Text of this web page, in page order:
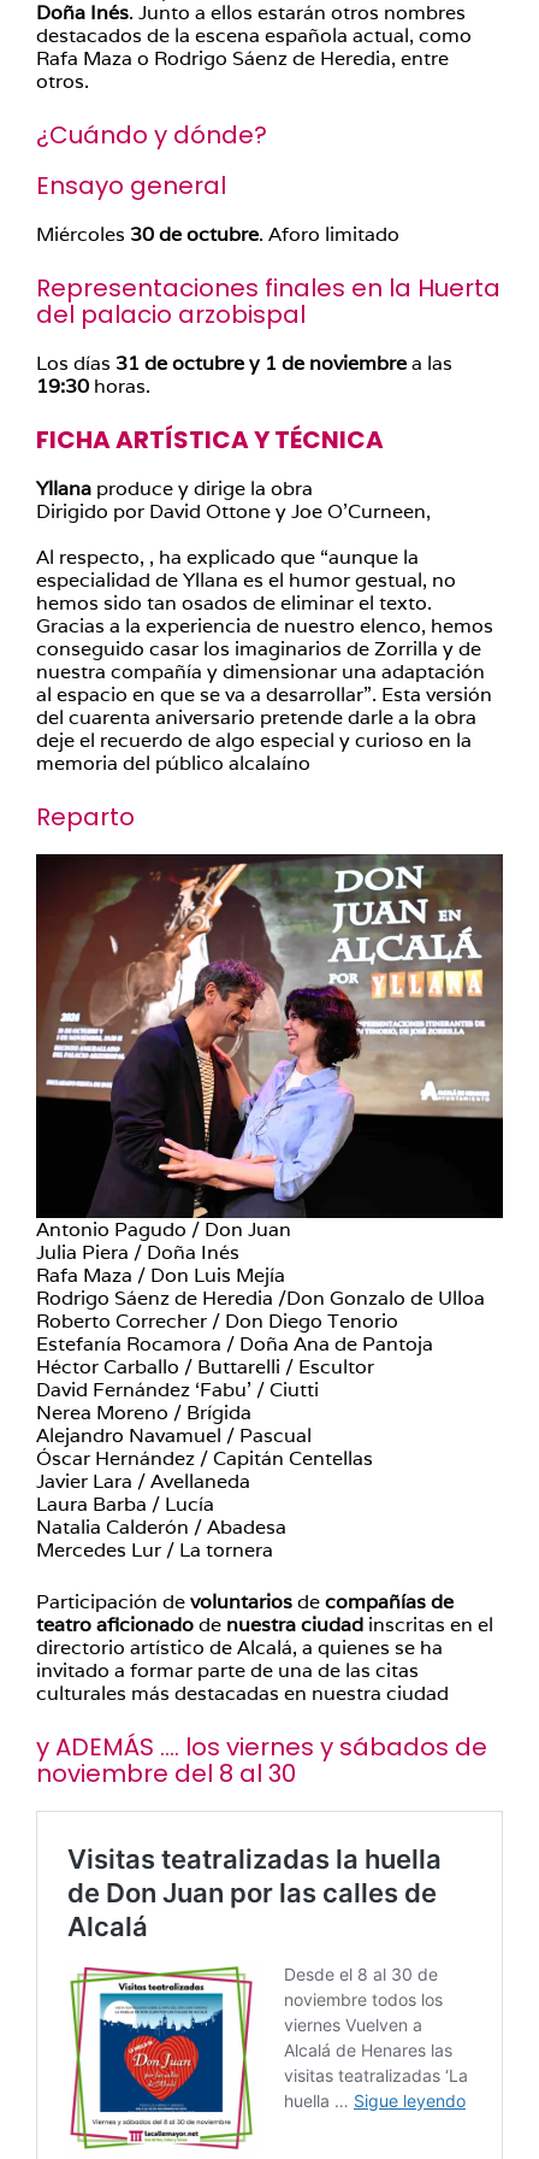
Doña Inés. Junto a ellos estarán otros nombres
destacados de la escena española actual, como
Rafa Maza o Rodrigo Sáenz de Heredia, entre
otros.
¿Cuándo y dónde?
Ensayo general
Miércoles 30 de octubre. Aforo limitado
Representaciones finales en la Huerta
del palacio arzobispal
Los días 31 de octubre y 1 de noviembrea las
19:30 horas.
FICHA ARTÍSTICA Y TÉCNICA
Yllana produce y dirige la obra
Dirigido por David Ottone y Joe O’Curneen,
Al respecto, , ha explicado que “aunque la
especialidad de Yllana es el humor gestual, no
hemos sido tan osados de eliminar el texto.
Gracias a la experiencia de nuestro elenco, hemos
conseguido casar los imaginarios de Zorrilla y de
nuestra compañía y dimensionar una adaptación
al espacio en que se va a desarrollar”. Esta versión
del cuarenta aniversario pretende darle a la obra
deje el recuerdo de algo especial y curioso en la
memoria del público alcalaíno
Reparto
Antonio Pagudo / Don Juan
Julia Piera / Doña Inés
Rafa Maza / Don Luis Mejía
Rodrigo Sáenz de Heredia /Don Gonzalo de Ulloa
Roberto Correcher / Don Diego Tenorio
Estefanía Rocamora / Doña Ana de Pantoja
Héctor Carballo / Buttarelli / Escultor
David Fernández ‘Fabu’ / Ciutti
Nerea Moreno / Brígida
Alejandro Navamuel / Pascual
Óscar Hernández / Capitán Centellas
Javier Lara / Avellaneda
Laura Barba / Lucía
Natalia Calderón / Abadesa
Mercedes Lur / La tornera
Participación devoluntariosdecompañías de
teatro aficionadode nuestra ciudad inscritas en el
directorio artístico de Alcalá, a quienes se ha
invitado a formar parte de una de las citas
culturales más destacadas en nuestra ciudad
y ADEMÁS …. los viernes y sábados de
noviembre del 8 al 30